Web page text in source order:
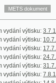
výtisku:17.7.1820
výtisku:24.7.1820
výtisku:31.7.1820
výtisku:7.8.1820
výtisku:14.8.1820
výtisku:21.8.1820
výtisku: 28.8.1820